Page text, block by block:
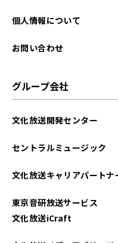
個人情報について
お問い合わせ
グループ会社
文化放送開発センター
セントラルミュージック
文化放送キャリアパートナ
東京音研放送サービス
文化放送iCraft